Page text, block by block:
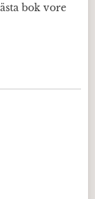
bok vore